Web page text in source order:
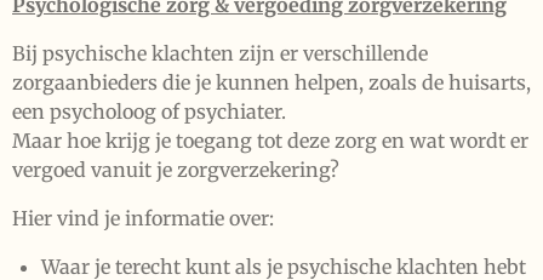
Bij psychische klachten zijn er verschillende
zorgaanbieders die je kunnen helpen, zoals de huisarts,
een psycholoog of psychiater.
Maar hoe krijg je toegang tot deze zorg en wat wordt er
vergoed vanuit je zorgverzekering?
Hier vind je informatie over:
Waar je terecht kunt als je psychische klachten hebt